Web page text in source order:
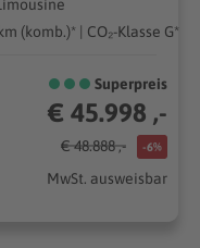
(komb.)* | CO₂-Klasse G*
Superpreis
€ 45.998 ,-
€ 48.888 ,- -6%
MwSt. ausweisbar